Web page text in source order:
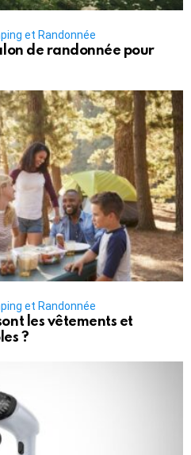
et Randonnée
de randonnée pour
et Randonnée
les vêtements et
?